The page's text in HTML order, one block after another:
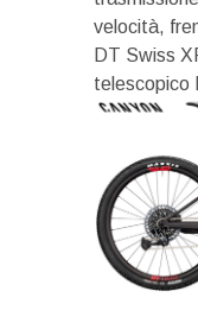
velocità,
DT Swiss
telescopico